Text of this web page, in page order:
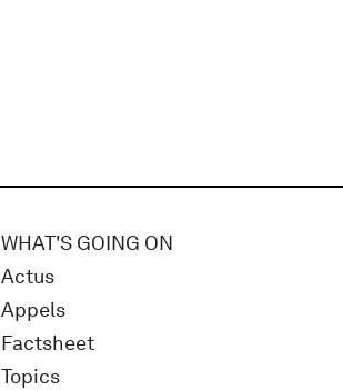
WHAT'S GOING ON
Actus
Appels
Factsheet
Topics